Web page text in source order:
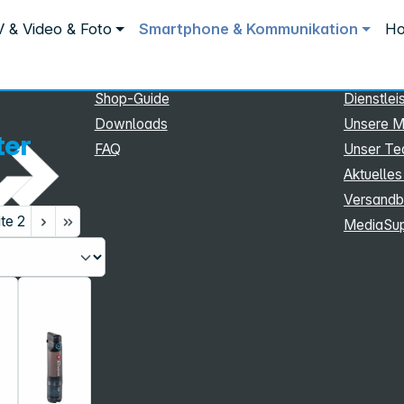
& Video & Foto Smartphone & Kommunikation
2
Shop-Guide
Downloads
FAQ
Unsere
Unser